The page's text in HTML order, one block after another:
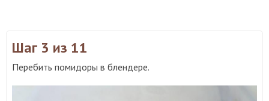
Шаг 3 из 11
Перебить помидоры в блендере.